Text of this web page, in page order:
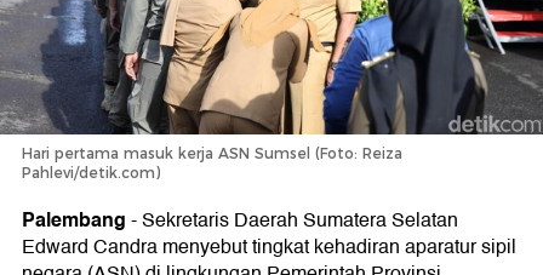
Hari pertama masuk kerja ASN Sumsel (Foto: Reiza
Pahlevi/detik.com)
Palembang-Sekretaris Daerah Sumatera Selatan
Edward Candra menyebut tingkat kehadiran aparatur sipil